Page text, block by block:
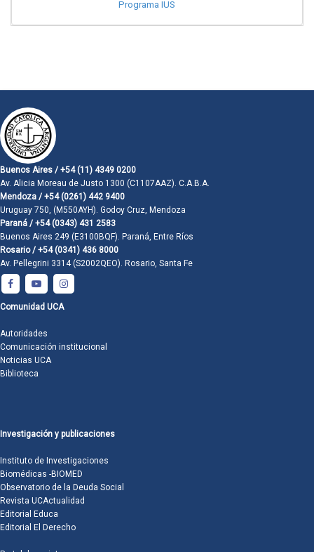
Programa IUS
Buenos Aires / +54 (11) 4349 0200
Av. Alicia Moreau de Justo 1300 (C1107AAZ). C.A.B.A.
Mendoza / +54 (0261) 442 9400
Uruguay 750, (M550AYH). Godoy Cruz, Mendoza
Paraná / +54 (0343) 431 2583
Buenos Aires 249 (E3100BQF). Paraná, Entre Ríos
Rosario / +54 (0341) 436 8000
Av. Pellegrini 3314 (S2002QEO). Rosario, Santa Fe
Comunidad UCA
Autoridades
Comunicación institucional
Noticias UCA
Biblioteca
Investigación y publicaciones
Instituto de Investigaciones
Biomédicas -BIOMED
Observatorio de la Deuda Social
Revista UCActualidad
Editorial Educa
Editorial El Derecho